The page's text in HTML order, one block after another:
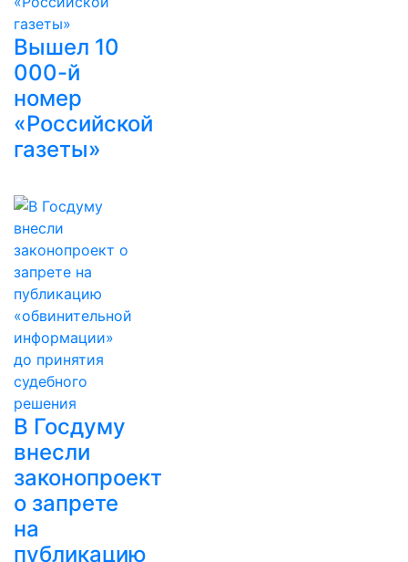
Вышел 10
000-й
номер
«Российской
газеты»
В Госдуму
внесли
законопроект
о запрете
на
публикацию